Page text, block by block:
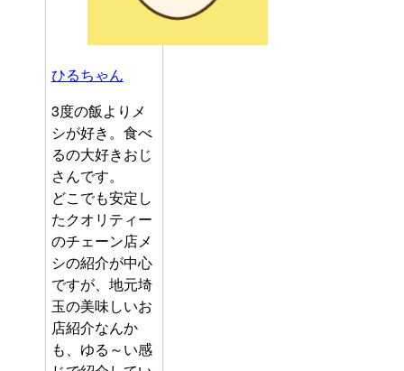
ひるちゃん
3度の飯よりメ
シが好き。食べ
るの大好きおじ
さんです。
どこでも安定し
たクオリティー
のチェーン店メ
シの紹介が中心
ですが、地元埼
玉の美味しいお
店紹介なんか
も、ゆる～い感